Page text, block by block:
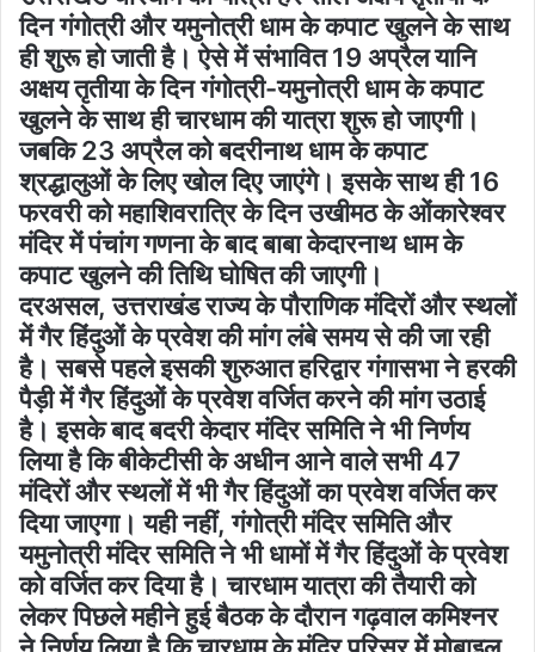
दिन गंगोत्री और यमुनोत्री धाम के कपाट खुलने के साथ
ही शुरू हो जाती है। ऐसे में संभावित 19 अप्रैल यानि
अक्षय तृतीया के दिन गंगोत्री-यमुनोत्री धाम के कपाट
खुलने के साथ ही चारधाम की यात्रा शुरू हो जाएगी।
जबकि 23 अप्रैल को बदरीनाथ धाम के कपाट
श्रद्धालुओं के लिए खोल दिए जाएंगे। इसके साथ ही 16
फरवरी को महाशिवरात्रि के दिन उखीमठ के ओंकारेश्वर
मंदिर में पंचांग गणना के बाद बाबा केदारनाथ धाम के
कपाट खुलने की तिथि घोषित की जाएगी।
दरअसल, उत्तराखंड राज्य के पौराणिक मंदिरों और स्थलों
में गैर हिंदुओं के प्रवेश की मांग लंबे समय से की जा रही
है। सबसे पहले इसकी शुरुआत हरिद्वार गंगासभा ने हरकी
पैड़ी में गैर हिंदुओं के प्रवेश वर्जित करने की मांग उठाई
है। इसके बाद बदरी केदार मंदिर समिति ने भी निर्णय
लिया है कि बीकेटीसी के अधीन आने वाले सभी 47
मंदिरों और स्थलों में भी गैर हिंदुओं का प्रवेश वर्जित कर
दिया जाएगा। यही नहीं, गंगोत्री मंदिर समिति और
यमुनोत्री मंदिर समिति ने भी धामों में गैर हिंदुओं के प्रवेश
को वर्जित कर दिया है। चारधाम यात्रा की तैयारी को
लेकर पिछले महीने हुई बैठक के दौरान गढ़वाल कमिश्नर